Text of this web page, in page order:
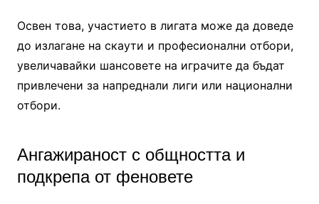
Освен това, участието в лигата може да доведе
до излагане на скаути и професионални отбори,
увеличавайки шансовете на играчите да бъдат
привлечени за напреднали лиги или национални
отбори.
Ангажираност с общността и
подкрепа от феновете